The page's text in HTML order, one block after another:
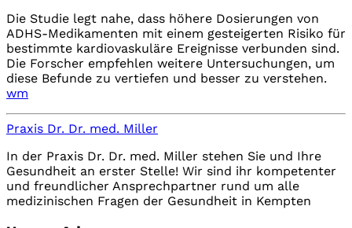
Die Studie legt nahe, dass höhere Dosierungen von
ADHS-Medikamenten mit einem gesteigerten Risiko für
bestimmte kardiovaskuläre Ereignisse verbunden sind.
Die Forscher empfehlen weitere Untersuchungen, um
diese Befunde zu vertiefen und besser zu verstehen.
wm
Praxis Dr. Dr. med. Miller
In der Praxis Dr. Dr. med. Miller stehen Sie und Ihre
Gesundheit an erster Stelle! Wir sind ihr kompetenter
und freundlicher Ansprechpartner rund um alle
medizinischen Fragen der Gesundheit in Kempten